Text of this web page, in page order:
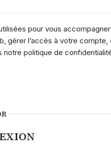
pour vous accompagner
gérer l’accès à votre compte,
notre politique de